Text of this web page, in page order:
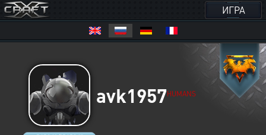
ИГРА
avk1957HUMANS